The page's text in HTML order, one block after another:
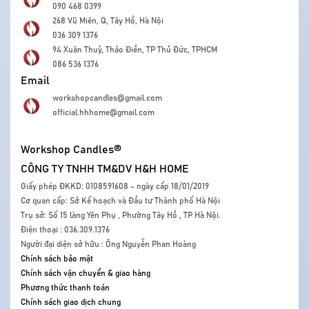
090 468 0399
268 Vũ Miên, Q, Tây Hồ, Hà Nội
036 309 1376
94 Xuân Thuỷ, Thảo Điền, TP Thủ Đức, TPHCM
086 536 1376
Email
workshopcandles@gmail.com
official.hhhome@gmail.com
Workshop Candles®
CÔNG TY TNHH TM&DV H&H HOME
Giấy phép ĐKKD: 0108591608 - ngày cấp 18/01/2019
Cơ quan cấp: Sở Kế hoạch và Đầu tư Thành phố Hà Nội
Trụ sở: Số 15 làng Yên Phụ , Phường Tây Hồ , TP Hà Nội.
Điện thoại : 036.309.1376
Người đại diện sở hữu : Ông Nguyễn Phan Hoàng
Chính sách bảo mật
Chính sách vận chuyển & giao hàng
Phương thức thanh toán
Chính sách giao dịch chung